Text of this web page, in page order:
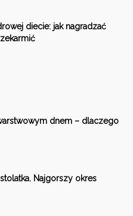
diecie: jak nagradzać
dnem – dlaczego
Najgorszy okres